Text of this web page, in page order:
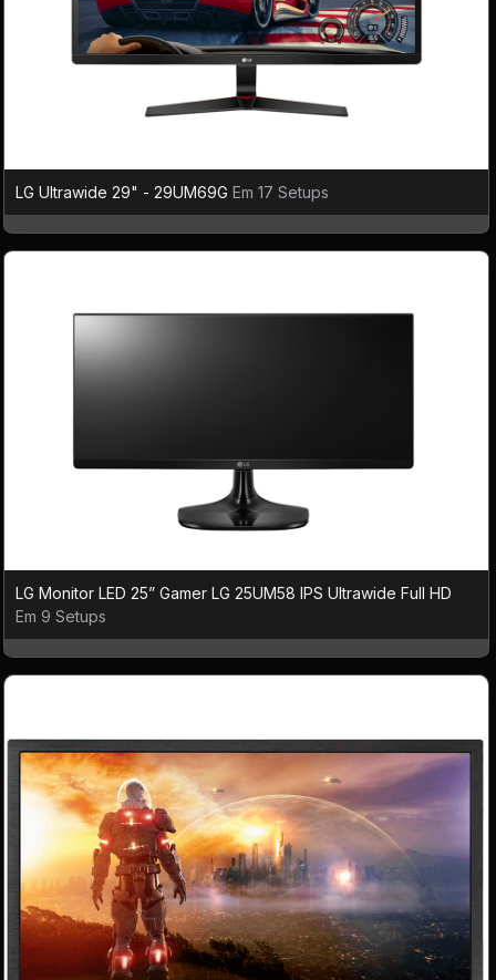
LG Ultrawide 29" - 29UM69G Em 17 Setups
LG Monitor LED 25” Gamer LG 25UM58 IPS Ultrawide Full HD
Em 9 Setups